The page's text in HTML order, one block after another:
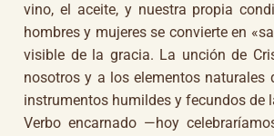
vino, el aceite, y nuestra propia
hombres y mujeres se convierte en
visible de la gracia. La unción de
nosotros y a los elementos naturales
instrumentos humildes y fecundos de
Verbo encarnado —hoy